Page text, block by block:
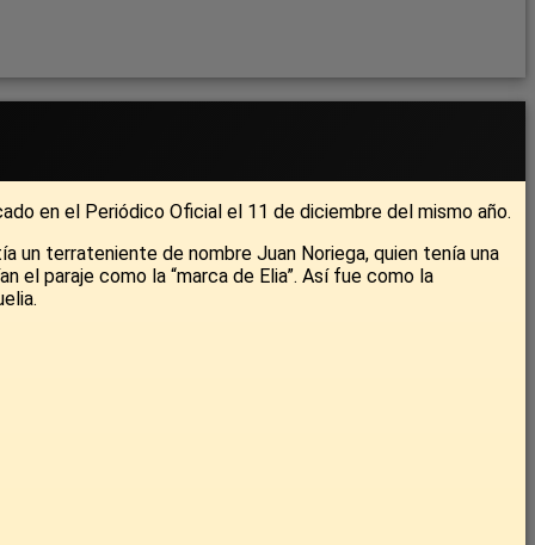
en el Periódico Oficial el 11 de diciembre del mismo año.
un terrateniente de nombre Juan Noriega, quien tenía una
el paraje como la “marca de Elia”. Así fue como la